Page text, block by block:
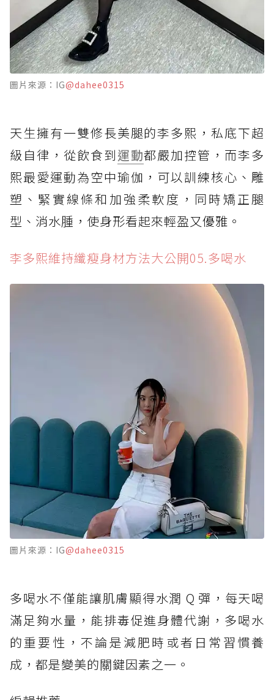
圖片來源：IG@dahee0315
天生擁有一雙修長美腿的李多熙，私底下超
級自律，從飲食到運動都嚴加控管，而李多
熙最愛運動為空中瑜伽，可以訓練核心、雕
塑、緊實線條和加強柔軟度，同時矯正腿
型、消水腫，使身形看起來輕盈又優雅。
李多熙維持纖瘦身材方法大公開05.多喝水
圖片來源：IG@dahee0315
多喝水不僅能讓肌膚顯得水潤 Q 彈，每天喝
滿足夠水量，能排毒促進身體代謝，多喝水
的重要性，不論是減肥時或者日常習慣養
成，都是變美的關鍵因素之一。